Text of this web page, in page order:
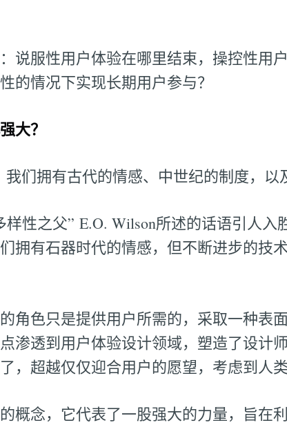
说服性用户体验在哪里结束，操控性用
的情况下实现长期用户参与？
大？
们拥有古代的情感、中世纪的制度，以
性之父” E.O. Wilson所述的话语引人入
拥有石器时代的情感，但不断进步的技
角色只是提供用户所需的，采取一种表
渗透到用户体验设计领域，塑造了设计
，超越仅仅迎合用户的愿望，考虑到人类
概念，它代表了一股强大的力量，旨在